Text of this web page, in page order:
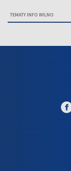
TEMATY INFO WILNO